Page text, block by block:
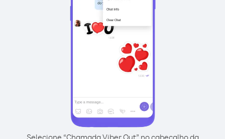
Selecione “Chamada Viber Out” no cabeçalho da